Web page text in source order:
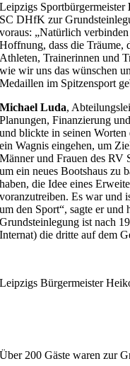
Leipzigs Sportbürgermeister
SC DHfK zur
voraus: „Natürlich
Hoffnung, dass die Träume,
Athleten, Trainerinnen und
wie wir uns das wünschen
Medaillen im Spitzensport
Michael Luda,
Planungen, Finanzierung
und blickte in seinen
ein Wagnis eingehen, um
Männer und Frauen des RV
um ein neues Bootshaus zu
haben, die Idee eines
voranzutreiben. Es war und
um den Sport“, sagte er
Grundsteinlegung ist nach
Internat) die dritte auf dem
Leipzigs Bürgermeister
Über 200 Gäste waren zur